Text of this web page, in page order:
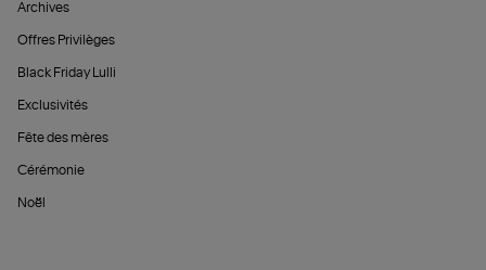
Archives
Offres Privilèges
Black Friday Lulli
Exclusivités
Fête des mères
Cérémonie
Noël